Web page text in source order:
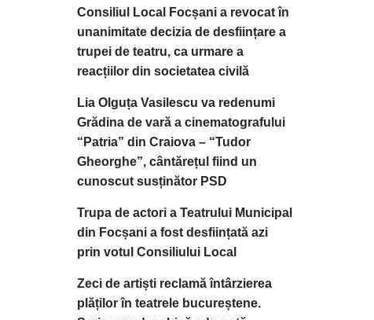
Consiliul Local Focșani a revocat în
unanimitate decizia de desființare a
trupei de teatru, ca urmare a
reacțiilor din societatea civilă
Lia Olguța Vasilescu va redenumi
Grădina de vară a cinematografului
“Patria” din Craiova – “Tudor
Gheorghe”, cântărețul fiind un
cunoscut susținător PSD
Trupa de actori a Teatrului Municipal
din Focșani a fost desființată azi
prin votul Consiliului Local
Zeci de artiști reclamă întârzierea
plăților în teatrele bucureștene.